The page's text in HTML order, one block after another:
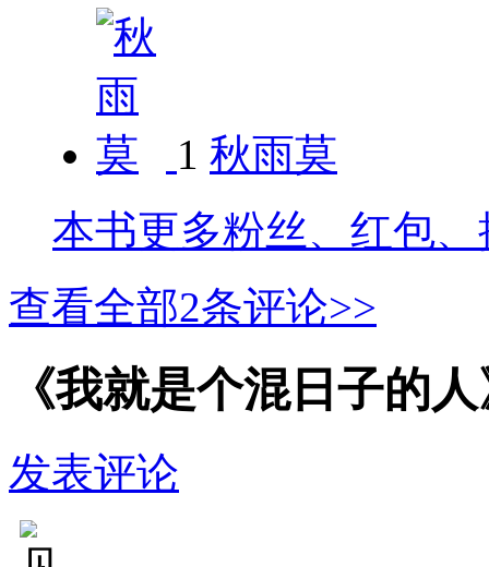
1 秋雨莫
本书更多粉丝、红包
查看全部2条评论>>
《我就是个混日子的
发表评论